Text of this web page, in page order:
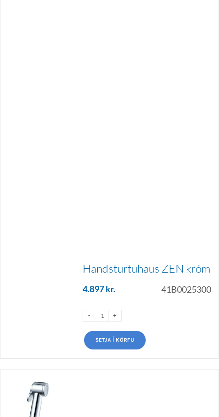
Handsturtuhaus ZEN króm
4.897kr. 41B0025300
SETJA Í KÖRFU